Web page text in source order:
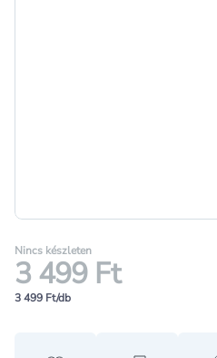
Nincs készleten
3 499 Ft
3 499 Ft/db